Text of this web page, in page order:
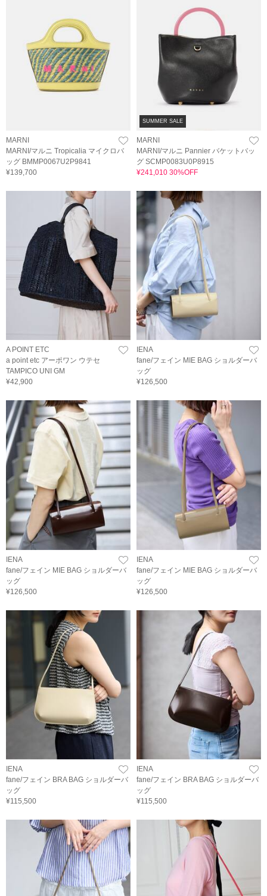
MARNI
MARNI/マルニ Tropicalia マイクロバ
ッグ BMMP0067U2P9841
¥139,700
SUMMER SALE
MARNI
MARNI/マルニ Pannier バケットバッ
グ SCMP0083U0P8915
¥241,010 30%OFF
A POINT ETC
a point etc アーポワン ウテセ
TAMPICO UNI GM
¥42,900
IENA
fane/フェイン MIE BAG ショルダーバ
ッグ
¥126,500
IENA
fane/フェイン MIE BAG ショルダーバ
ッグ
¥126,500
IENA
fane/フェイン MIE BAG ショルダーバ
ッグ
¥126,500
IENA
fane/フェイン BRA BAG ショルダーバ
ッグ
¥115,500
IENA
fane/フェイン BRA BAG ショルダーバ
ッグ
¥115,500